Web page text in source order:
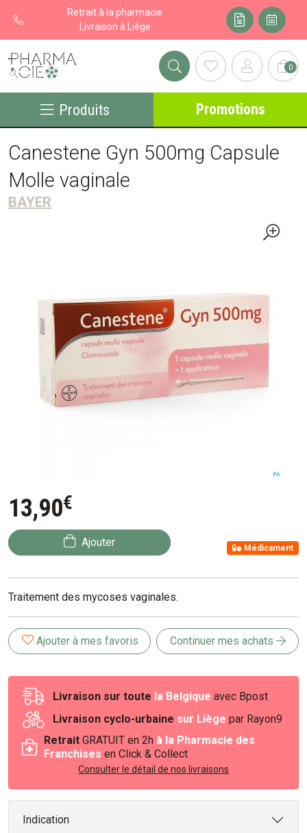
Retrait à la pharmacie
Livraison à Liège
Pharma&cie - Pharmacie des Franchises Votre export 0
Produits Promotions
Canestene Gyn 500mg Capsule
Molle vaginale
BAYER
13,90€
Ajouter Médicament
Traitement des mycoses vaginales.
Ajouter à mes favoris Continuer mes achats
Livraison sur toute la Belgique avec Bpost
Livraison cyclo-urbaine sur Liège par Rayon9
Retrait GRATUIT en 2h à la Pharmacie des
Franchises en Click & Collect
Consulter le détail de nos livraisons
Indication